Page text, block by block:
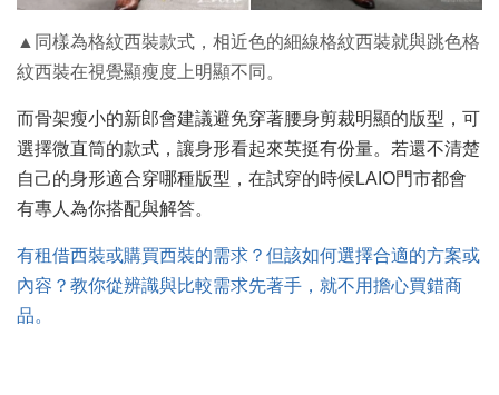
▲同樣為格紋西裝款式，相近色的細線格紋西裝就與跳色格
紋西裝在視覺顯瘦度上明顯不同。
而骨架瘦小的新郎會建議避免穿著腰身剪裁明顯的版型，可
選擇微直筒的款式，讓身形看起來英挺有份量。若還不清楚
自己的身形適合穿哪種版型，在試穿的時候LAIO門市都會
有專人為你搭配與解答。
有租借西裝或購買西裝的需求？但該如何選擇合適的方案或
內容？教你從辨識與比較需求先著手，就不用擔心買錯商
品。